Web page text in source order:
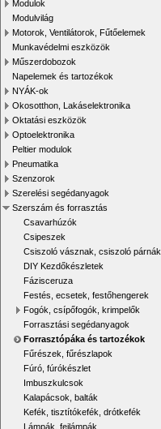
Modulok
Modulvilág
Motorok, Ventilátorok, Fűtőelemek
Munkavédelmi eszközök
Műszerdobozok
Napelemek és tartozékok
NYÁK-ok
Okosotthon, Lakáselektronika
Oktatási eszközök
Optoelektronika
Peltier modulok
Pneumatika
Szenzorok
Szerelési segédanyagok
Szerszám és forrasztás
Csavarhúzók
Csipeszek
Csiszoló vásznak, csiszoló párnák
DIY Kezdőkészletek
Fázisceruza
Festés, ecsetek, festőhengerek
Fogók, csípőfogók, krimpelők
Forrasztási segédanyagok
Forrasztópáka és tartozékok
Fűrészek, fűrészlapok
Fúró, fúrókészlet
Imbuszkulcsok
Kalapácsok, balták
Kefék, tisztítókefék, drótkefék
Lámpák, fejlámpák